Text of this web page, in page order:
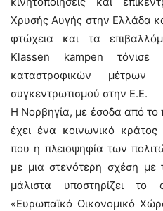
Χρυσής Αυγής στην Ελλάδα
φτώχεια και τα
Klassen kampen
καταστροφικών
συγκεντρωτισμού στην Ε.Ε.
Η Νορβηγία, με έσοδα από το
έχει ένα κοινωνικό κράτος
που η πλειοψηφία των
με μια στενότερη σχέση
μάλιστα υποστηρίζει
«Ευρωπαϊκό Οικονομικό